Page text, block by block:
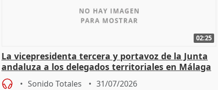
02:25
La vicepresidenta tercera y portavoz de la Junta
andaluza a los delegados territoriales en Málaga
Sonido Totales 31/07/2026